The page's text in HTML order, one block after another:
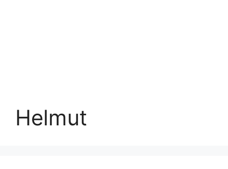
Helmut